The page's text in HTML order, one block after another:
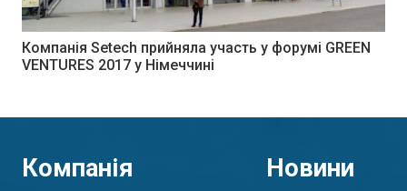
Компанія Setech прийняла участь у форумі GREEN
VENTURES 2017 у Німеччині
Компанія Новини